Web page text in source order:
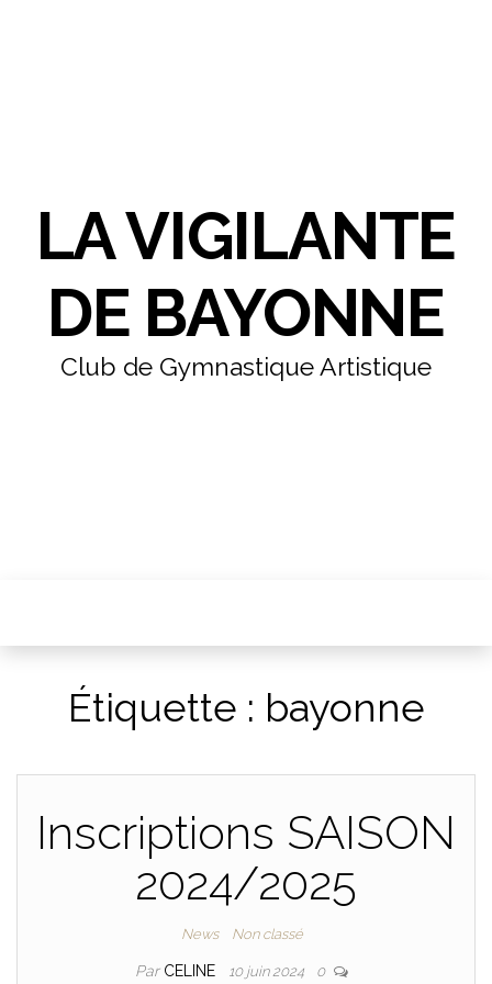
LA VIGILANTE
DE BAYONNE
Club de Gymnastique Artistique
Étiquette : bayonne
Inscriptions SAISON
2024/2025
News Non classé
Par CELINE 10 juin 2024 0